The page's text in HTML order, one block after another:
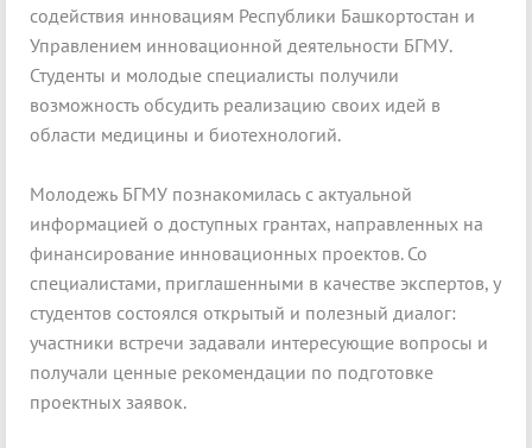
содействия инновациям Республики Башкортостан и
Управлением инновационной деятельности БГМУ.
Студенты и молодые специалисты получили
возможность обсудить реализацию своих идей в
области медицины и биотехнологий.
Молодежь БГМУ познакомилась с актуальной
информацией о доступных грантах, направленных на
финансирование инновационных проектов. Со
специалистами, приглашенными в качестве экспертов, у
студентов состоялся открытый и полезный диалог:
участники встречи задавали интересующие вопросы и
получали ценные рекомендации по подготовке
проектных заявок.